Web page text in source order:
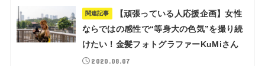
関連記事
【頑張っている人応援企画】女性
ならではの感性で“等身大の色気”を撮り続
けたい！金髪フォトグラファーKuMiさん
2020.08.07